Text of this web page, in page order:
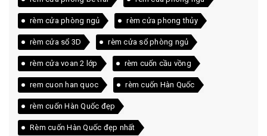
rèm cửa phòng ngủ rèm cửa phong thủy
rèm cửa sổ 3D rèm cửa sổ phòng ngủ
rèm cửa voan 2 lớp rèm cuốn cầu vồng
rem cuon han quoc rèm cuốn Hàn Quốc
rèm cuốn Hàn Quốc đẹp
Rèm cuốn Hàn Quốc đẹp nhất